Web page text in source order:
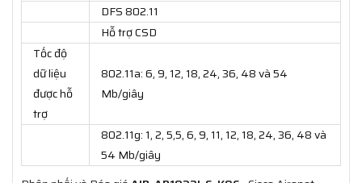
DFS 802.11
Hỗ trợ CSD
Tốc độ
dữ liệu
được hỗ
trợ
802.11a: 6, 9, 12, 18, 24, 36, 48 và 54
Mb/giây
802.11g: 1, 2, 5,5, 6, 9, 11, 12, 18, 24, 36, 48 và
54 Mb/giây